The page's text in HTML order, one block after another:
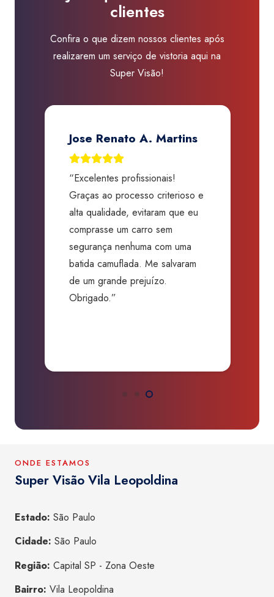
Leopoldina
clientes
Confira o que dizem nossos clientes após
realizarem um serviço de vistoria aqui na
Super Visão!
Jose Renato A. Martins
“Excelentes profissionais!
Graças ao processo criterioso e
alta qualidade, evitaram que eu
comprasse um carro sem
segurança nenhuma com uma
batida camuflada. Me salvaram
de um grande prejuízo.
Obrigado.”
ONDE ESTAMOS
Super Visão Vila Leopoldina
Estado: São Paulo
Cidade: São Paulo
Região: Capital SP - Zona Oeste
Bairro: Vila Leopoldina